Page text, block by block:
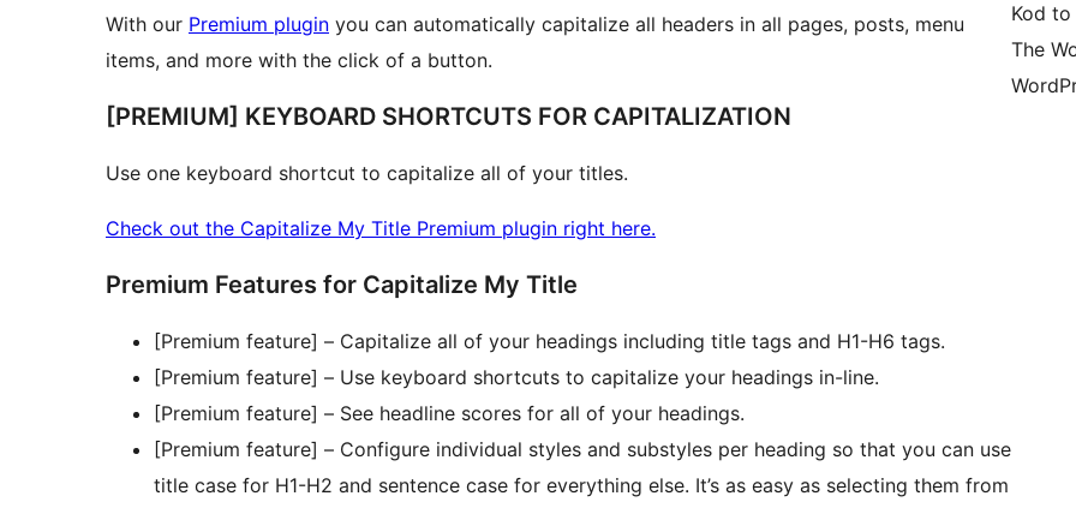
With our Premium plugin you can automatically capitalize all headers in all pages, posts, menu
items, and more with the click of a button.
[PREMIUM] KEYBOARD SHORTCUTS FOR CAPITALIZATION
Use one keyboard shortcut to capitalize all of your titles.
Check out the Capitalize My Title Premium plugin right here.
Premium Features for Capitalize My Title
[Premium feature] – Capitalize all of your headings including title tags and H1-H6 tags.
[Premium feature] – Use keyboard shortcuts to capitalize your headings in-line.
[Premium feature] – See headline scores for all of your headings.
[Premium feature] – Configure individual styles and substyles per heading so that you can use
title case for H1-H2 and sentence case for everything else. It’s as easy as selecting them from
Kod
The